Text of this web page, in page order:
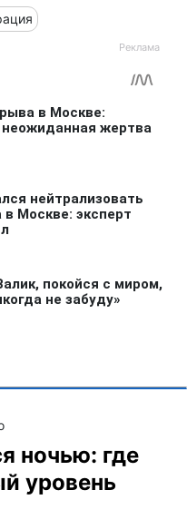
ночью: где
уровень